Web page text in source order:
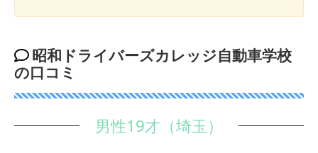
昭和ドライバーズカレッジ自動車学校
の口コミ
男性19才（埼玉）